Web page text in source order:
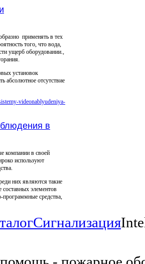
применять в тех
того, что вода,
ущерб оборудовании.,
установок
абсолютное отсутствие
в
компании в своей
используют
них являются такие
составных элементов
средства,
Сигнализация